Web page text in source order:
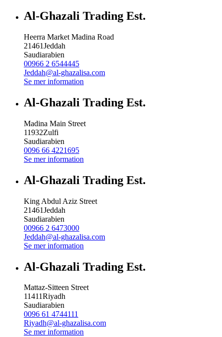
Al-Ghazali Trading Est.
Heerra Market Madina Road
21461Jeddah
Saudiarabien
00966 2 6544445
Jeddah@al-ghazalisa.com
Se mer information
Al-Ghazali Trading Est.
Madina Main Street
11932Zulfi
Saudiarabien
0096 66 4221695
Se mer information
Al-Ghazali Trading Est.
King Abdul Aziz Street
21461Jeddah
Saudiarabien
00966 2 6473000
Jeddah@al-ghazalisa.com
Se mer information
Al-Ghazali Trading Est.
Mattaz-Sitteen Street
11411Riyadh
Saudiarabien
0096 61 4744111
Riyadh@al-ghazalisa.com
Se mer information